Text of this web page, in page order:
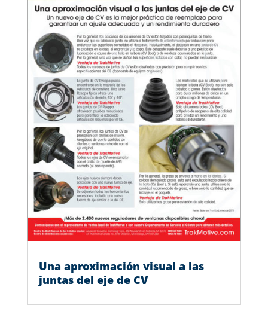
Una aproximación visual a las
juntas del eje de CV